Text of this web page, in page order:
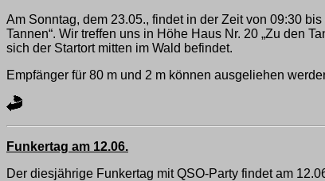
Am Sonntag, dem 23.05., findet in der Zeit von 09:30
Tannen“. Wir treffen uns in Höhe Haus Nr. 20 „Zu den
sich der Startort mitten im Wald befindet.
Empfänger für 80 m und 2 m können ausgeliehen
Funkertag am 12.06.
Der diesjährige Funkertag mit QSO-Party findet am